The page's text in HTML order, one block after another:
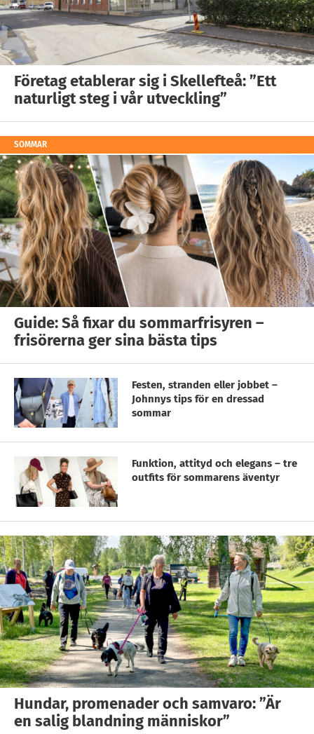
Företag etablerar sig i Skellefteå: ”Ett
naturligt steg i vår utveckling”
SOMMAR
Guide: Så fixar du sommarfrisyren –
frisörerna ger sina bästa tips
Festen, stranden eller jobbet –
Johnnys tips för en dressad
sommar
Funktion, attityd och elegans – tre
outfits för sommarens äventyr
Hundar, promenader och samvaro: ”Är
en salig blandning människor”